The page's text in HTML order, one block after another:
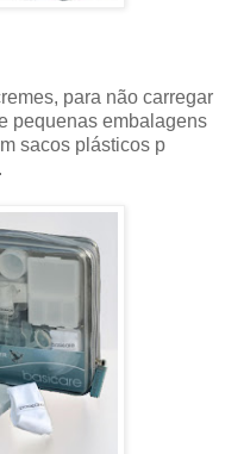
para não carregar
pequenas embalagens
sacos plásticos p